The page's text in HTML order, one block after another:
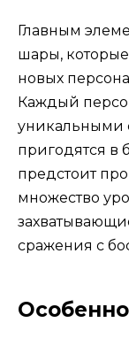
Главным
шары, которые
новых
Каждый
уникальными
пригодятся в
предстоит
множество
сражения с